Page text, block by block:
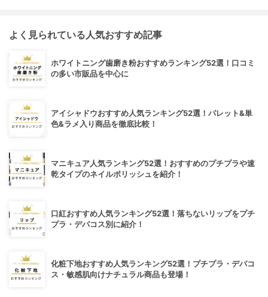
よく見られている人気おすすめ記事
ホワイトニング歯磨き粉おすすめランキング52選！口コミ
の多い市販品を中心に
アイシャドウおすすめ人気ランキング52選！パレット&単
色&ラメ入り商品を徹底比較！
マニキュア人気ランキング52選！おすすめのプチプラや速
乾タイプのネイルポリッシュを紹介！
口紅おすすめ人気ランキング52選！落ちないリップをプチ
プラ・デパコス別に紹介！
化粧下地おすすめ人気ランキング52選！プチプラ・デパコ
ス・敏感肌向けナチュラル商品も登場！